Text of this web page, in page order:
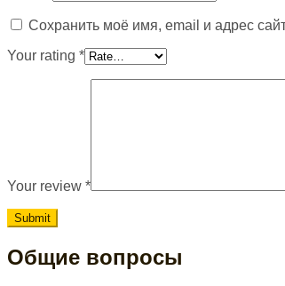
Сохранить моё имя, email и адрес
Your rating *
Your review *
Общие вопросы